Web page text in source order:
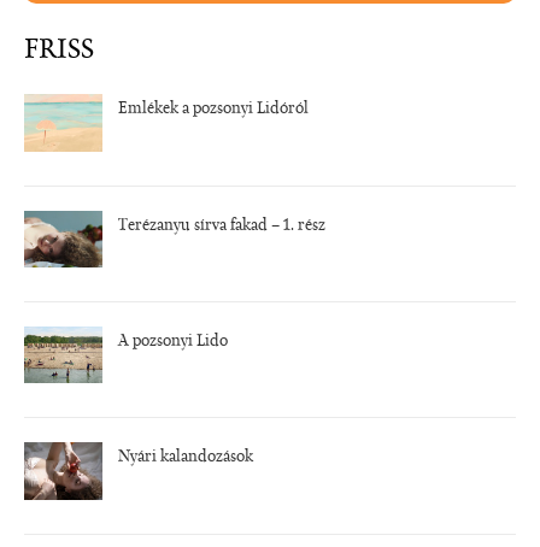
FRISS
Emlékek a pozsonyi Lidóról
Terézanyu sírva fakad – 1. rész
A pozsonyi Lido
Nyári kalandozások